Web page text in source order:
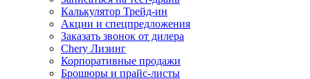
Калькулятор Трейд-ин
Акции и спецпредложения
Заказать звонок от дилера
Chery Лизинг
Корпоративные продажи
Брошюры и прайс-листы